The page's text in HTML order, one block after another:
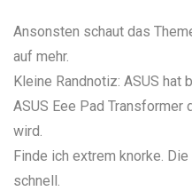
Ansonsten schaut das
auf mehr.
Kleine Randnotiz: ASUS
ASUS Eee Pad Transformer
wird.
Finde ich extrem knorke.
schnell.